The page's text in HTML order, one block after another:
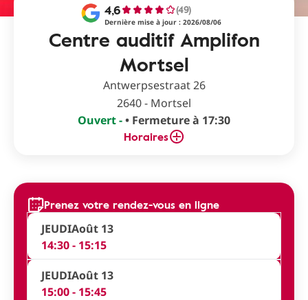
Centre auditif Amplifon
Mortsel
4,6 (49)
Dernière mise à jour : 2026/08/06
Antwerpsestraat 26
2640 - Mortsel
Ouvert -• Fermeture à 17:30
Horaires
Prenez votre rendez-vous en ligne
JEUDIAoût 13
14:30 - 15:15
JEUDIAoût 13
15:00 - 15:45